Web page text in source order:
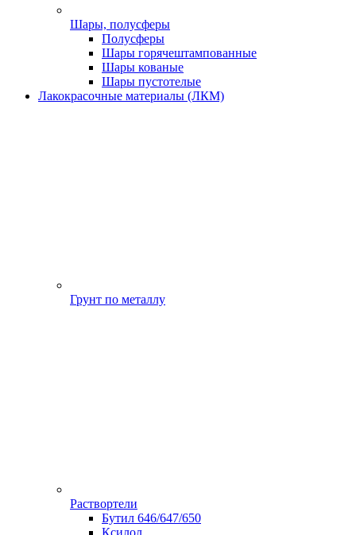
Шары, полусферы
Полусферы
Шары горячештампованные
Шары кованые
Шары пустотелые
Лакокрасочные материалы (ЛКМ)
Грунт по металлу
Раствортели
Бутил 646/647/650
Ксилол